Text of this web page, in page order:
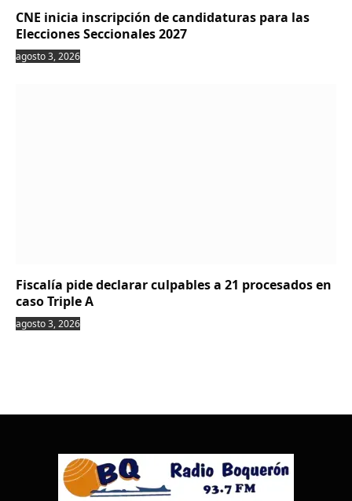
CNE inicia inscripción de candidaturas para las
Elecciones Seccionales 2027
agosto 3, 2026
Fiscalía pide declarar culpables a 21 procesados en
caso Triple A
agosto 3, 2026